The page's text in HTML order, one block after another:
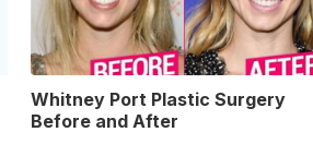
Whitney Port Plastic Surgery
Before and After